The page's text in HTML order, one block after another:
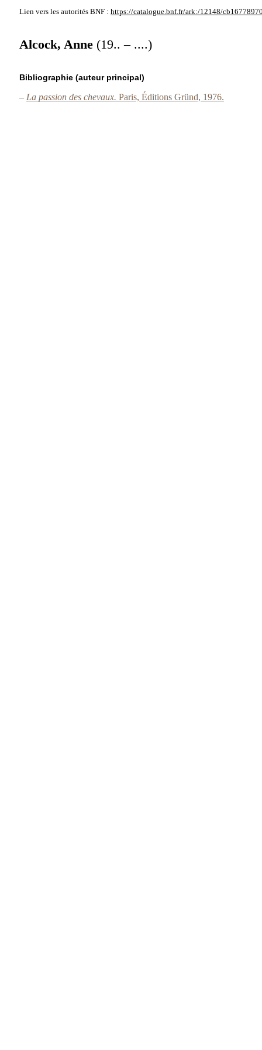
Lien vers les autorités BNF : https://catalogue.bnf.fr/ark:/12148/
Alcock, Anne (19.. – ....)
Bibliographie (auteur principal)
– La passion des chevaux. Paris, Éditions Gründ, 1976.